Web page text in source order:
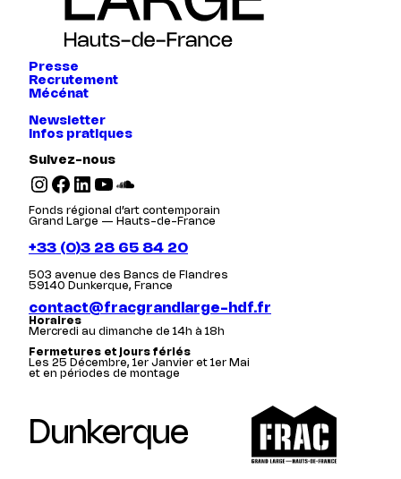
Presse
Recrutement
Mécénat
Newsletter
Infos pratiques
Suivez-nous
Instagram Facebook LinkedIn YouTube SoundCloud
Fonds régional d’art contemporain
Grand Large — Hauts-de-France
+33 (0)3 28 65 84 20
503 avenue des Bancs de Flandres
59140 Dunkerque, France
contact@fracgrandlarge-hdf.fr
Horaires
Mercredi au dimanche de 14h à 18h
Fermetures et jours fériés
Les 25 Décembre, 1er Janvier et 1er Mai
et en périodes de montage
Dunkerque